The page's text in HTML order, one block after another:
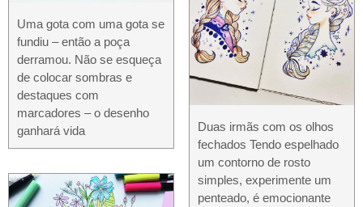
Uma gota com uma gota se
fundiu – então a poça
derramou. Não se esqueça
de colocar sombras e
destaques com
marcadores – o desenho
ganhará vida
Duas irmãs com os olhos
fechados Tendo espelhado
um contorno de rosto
simples, experimente um
penteado, é emocionante